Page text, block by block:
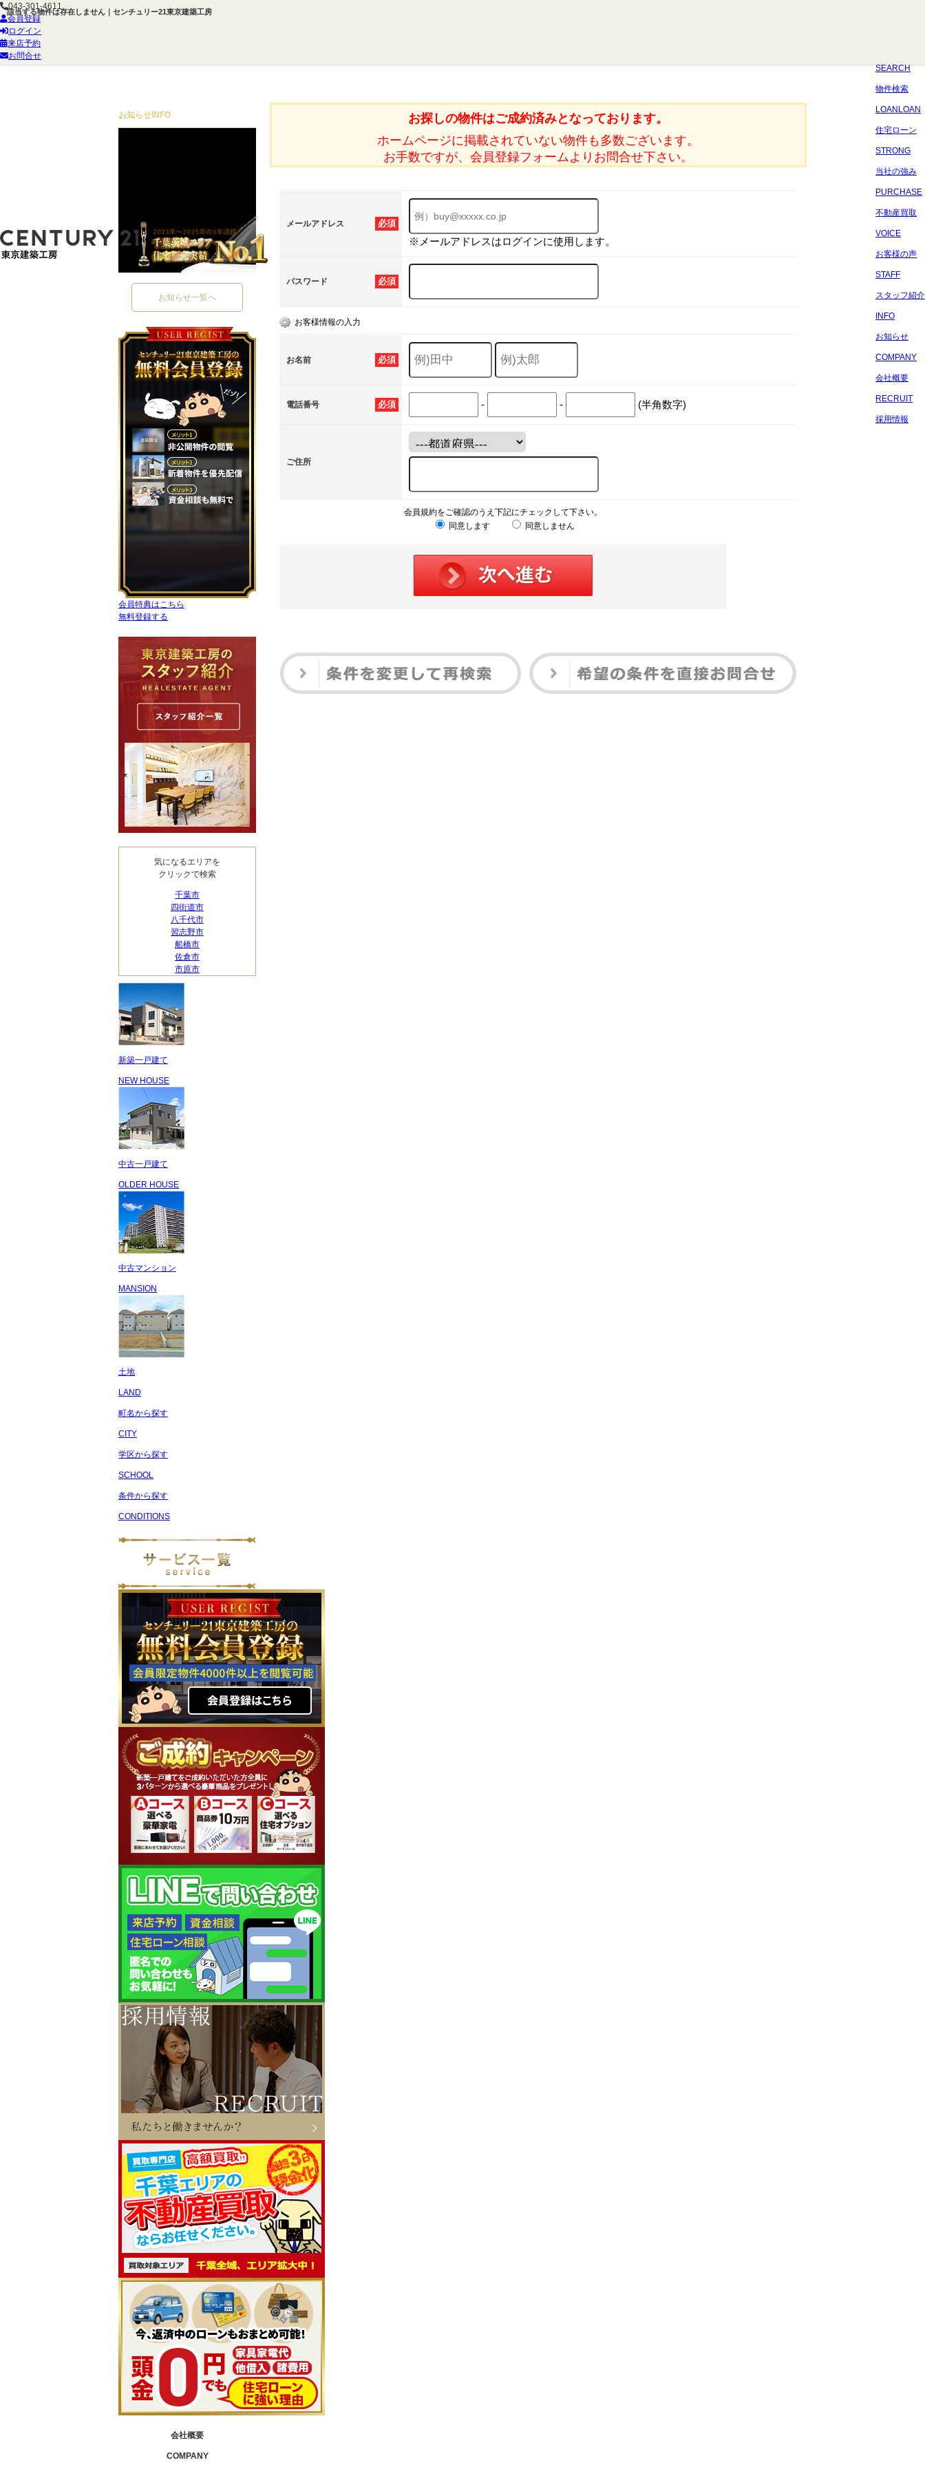
該当する物件は存在しません｜センチュリー21東京建築工房
043-301-4611
会員登録
ログイン
来店予約
お問合せ
SEARCH
物件検索
LOANLOAN
住宅ローン
STRONG
当社の強み
PURCHASE
不動産買取
VOICE
お客様の声
STAFF
スタッフ紹介
INFO
お知らせ
COMPANY
会社概要
RECRUIT
採用情報
お探しの物件はご成約済みとなっております。
ホームページに掲載されていない物件も多数ございます。
お手数ですが、会員登録フォームよりお問合せ下さい。
必須
メールアドレス
※メールアドレスはログインに使用します。
必須
パスワード
お客様情報の入力
必須
お名前
必須
電話番号 - - (半角数字)
ご住所
会員規約をご確認のうえ下記にチェックして下さい。
同意します
同意しません
お知らせ INFO
お知らせ一覧へ
会員特典はこちら
無料登録する
気になるエリアを
クリックで検索
千葉市
四街道市
八千代市
習志野市
船橋市
佐倉市
市原市
新築一戸建て
NEW HOUSE
中古一戸建て
OLDER HOUSE
中古マンション
MANSION
土地
LAND
町名から探す
CITY
学区から探す
SCHOOL
条件から探す
CONDITIONS
会社概要
COMPANY